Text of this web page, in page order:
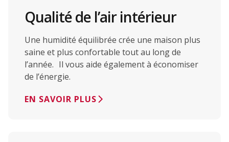
Qualité de l’air intérieur
Une humidité équilibrée crée une maison plus
saine et plus confortable tout au long de
l’année. Il vous aide également à économiser
de l’énergie.
EN SAVOIR PLUS